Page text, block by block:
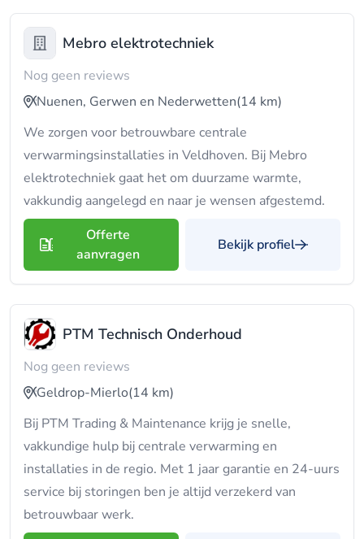
Mebro elektrotechniek
Nog geen reviews
Nuenen, Gerwen en Nederwetten(14 km)
We zorgen voor betrouwbare centrale
verwarmingsinstallaties in Veldhoven. Bij Mebro
elektrotechniek gaat het om duurzame warmte,
vakkundig aangelegd en naar je wensen afgestemd.
Offerte
aanvragen
Bekijk profiel
PTM Technisch Onderhoud
Nog geen reviews
Geldrop-Mierlo(14 km)
Bij PTM Trading & Maintenance krijg je snelle,
vakkundige hulp bij centrale verwarming en
installaties in de regio. Met 1 jaar garantie en 24-uurs
service bij storingen ben je altijd verzekerd van
betrouwbaar werk.